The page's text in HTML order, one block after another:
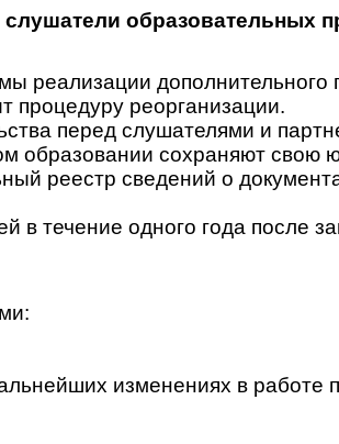
образовательных
реализации
процедуру реорганизации.
перед слушателями и
сохраняют свою
реестр сведений о
в течение одного года после
изменениях в работе